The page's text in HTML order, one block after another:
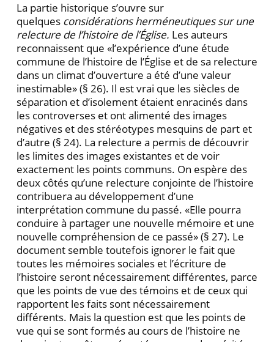
La partie historique s’ouvre sur
quelques considérations herméneutiques sur une
relecture de l’histoire de l’Église. Les auteurs
reconnaissent que «l’expérience d’une étude
commune de l’histoire de l’Église et de sa relecture
dans un climat d’ouverture a été d’une valeur
inestimable» (§ 26). Il est vrai que les siècles de
séparation et d’isolement étaient enracinés dans
les controverses et ont alimenté des images
négatives et des stéréotypes mesquins de part et
d’autre (§ 24). La relecture a permis de découvrir
les limites des images existantes et de voir
exactement les points communs. On espère des
deux côtés qu’une relecture conjointe de l’histoire
contribuera au développement d’une
interprétation commune du passé. «Elle pourra
conduire à partager une nouvelle mémoire et une
nouvelle compréhension de ce passé» (§ 27). Le
document semble toutefois ignorer le fait que
toutes les mémoires sociales et l’écriture de
l’histoire seront nécessairement différentes, parce
que les points de vue des témoins et de ceux qui
rapportent les faits sont nécessairement
différents. Mais la question est que les points de
vue qui se sont formés au cours de l’histoire ne